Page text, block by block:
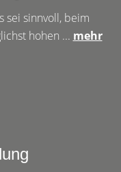
sei sinnvoll, beim
hohen ... mehr